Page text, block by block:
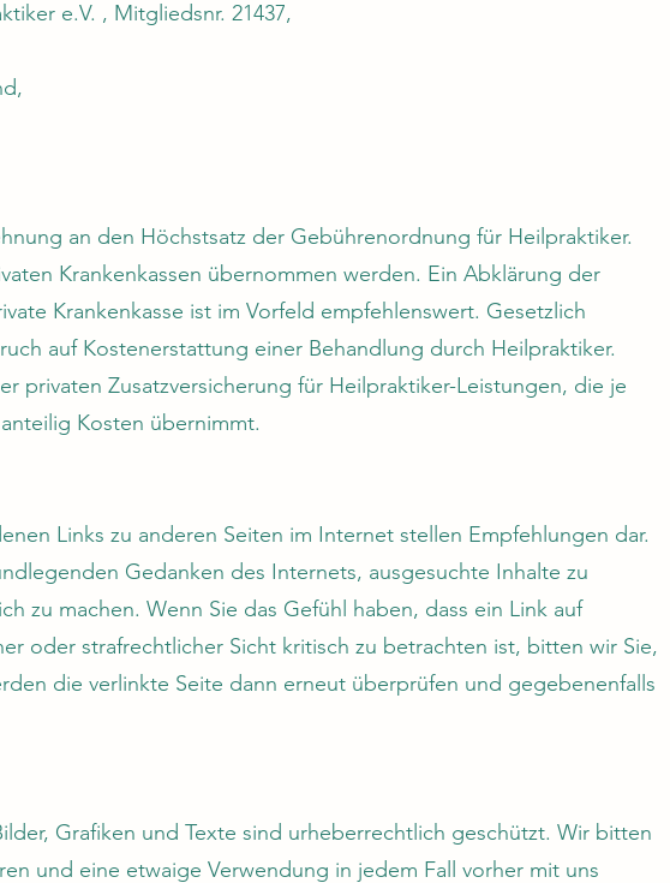
e.V. , Mitgliedsnr. 21437,
an den Höchstsatz der Gebührenordnung für Heilpraktiker.
Krankenkassen übernommen werden. Ein Abklärung der
Krankenkasse ist im Vorfeld empfehlenswert. Gesetzlich
auf Kostenerstattung einer Behandlung durch Heilpraktiker.
privaten Zusatzversicherung für Heilpraktiker-Leistungen, die je
Kosten übernimmt.
Links zu anderen Seiten im Internet stellen Empfehlungen dar.
Gedanken des Internets, ausgesuchte Inhalte zu
zu machen. Wenn Sie das Gefühl haben, dass ein Link auf
oder strafrechtlicher Sicht kritisch zu betrachten ist, bitten wir Sie,
die verlinkte Seite dann erneut überprüfen und gegebenenfalls
Grafiken und Texte sind urheberrechtlich geschützt. Wir bitten
und eine etwaige Verwendung in jedem Fall vorher mit uns